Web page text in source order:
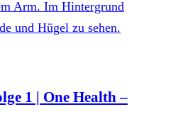
1 | One Health –